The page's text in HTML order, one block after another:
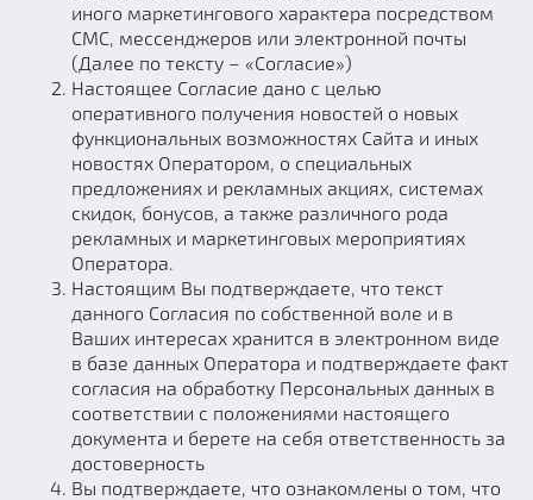
иного маркетингового характера посредством
СМС, мессенджеров или электронной почты
(Далее по тексту – «Согласие»)
Настоящее Согласие дано с целью
оперативного получения новостей о новых
функциональных возможностях Сайта и иных
новостях Оператором, о специальных
предложениях и рекламных акциях, системах
скидок, бонусов, а также различного рода
рекламных и маркетинговых мероприятиях
Оператора.
Настоящим Вы подтверждаете, что текст
данного Согласия по собственной воле и в
Ваших интересах хранится в электронном виде
в базе данных Оператора и подтверждаете факт
согласия на обработку Персональных данных в
соответствии с положениями настоящего
документа и берете на себя ответственность за
достоверность
Вы подтверждаете, что ознакомлены о том, что